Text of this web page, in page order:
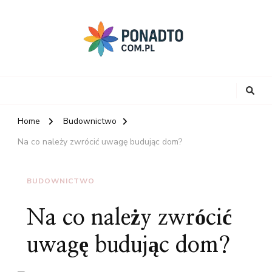
Home
Budownictwo
Na co należy zwrócić uwagę budując dom?
BUDOWNICTWO
Na co należy zwrócić
uwagę budując dom?